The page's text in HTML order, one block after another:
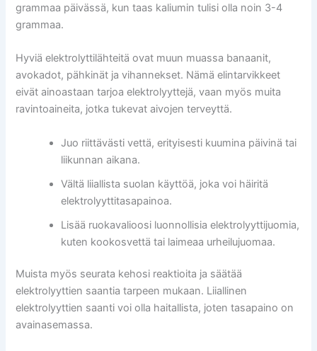
grammaa päivässä, kun taas kaliumin tulisi olla noin 3-4
grammaa.
Hyviä elektrolyttilähteitä ovat muun muassa banaanit,
avokadot, pähkinät ja vihannekset. Nämä elintarvikkeet
eivät ainoastaan tarjoa elektrolyyttejä, vaan myös muita
ravintoaineita, jotka tukevat aivojen terveyttä.
Juo riittävästi vettä, erityisesti kuumina päivinä tai
liikunnan aikana.
Vältä liiallista suolan käyttöä, joka voi häiritä
elektrolyyttitasapainoa.
Lisää ruokavalioosi luonnollisia elektrolyyttijuomia,
kuten kookosvettä tai laimeaa urheilujuomaa.
Muista myös seurata kehosi reaktioita ja säätää
elektrolyyttien saantia tarpeen mukaan. Liiallinen
elektrolyyttien saanti voi olla haitallista, joten tasapaino on
avainasemassa.